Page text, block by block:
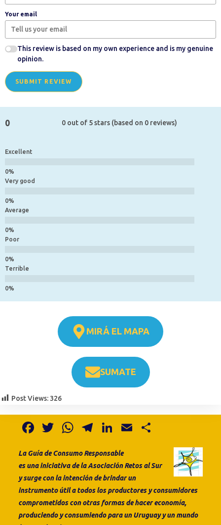
Your email
This review is based on my own experience and is my genuine
opinion.
SUBMIT REVIEW
0 0 out of 5 stars (based on 0 reviews)
Excellent
Very good
Average
Poor
Terrible
MIRÁ EL MAPA
SUMATE
Post Views: 326
F
c
e
b
o
T
it
te
r
W
at
s
A
p
T
e
gr
a
m
Li
k
e
dI
n
E
l
ar
La Guía de ConsumoResponsable
esunainiciativa de laAsociación Retos al Sur
y surge con la intención de brindar un
instrumento útil a todos los productores y consumidores
comprometidos con otras formas de hacer economía,
produciendo y consumiendo para un Uruguay y un mundo